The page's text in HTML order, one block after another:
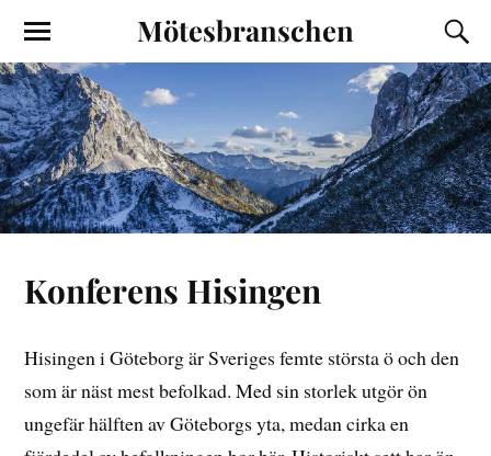
Mötesbranschen
Konferens Hisingen
Hisingen i Göteborg är Sveriges femte största ö och den
som är näst mest befolkad. Med sin storlek utgör ön
ungefär hälften av Göteborgs yta, medan cirka en